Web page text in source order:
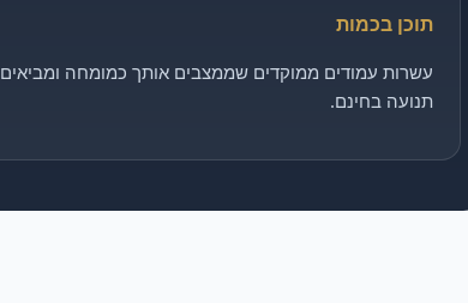
תוכן בכמות
עשרות עמודים ממוקדים שממצבים אותך כמומחה ומביאים
תנועה בחינם.